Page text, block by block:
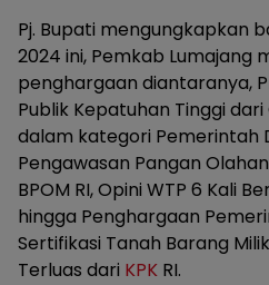
Pj. Bupati mengungkapkan
2024 ini, Pemkab Lumajang
penghargaan diantaranya,
Publik Kepatuhan Tinggi
dalam kategori Pemerintah
Pengawasan Pangan
BPOM RI, Opini WTP 6 Kali
hingga Penghargaan
Sertifikasi Tanah Barang
Terluas dari KPK RI.